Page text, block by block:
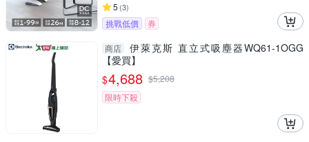
5 (3)
挑戰低價 券
商店
伊萊克斯 直立式吸塵器WQ61-1OGG
【愛買】
$4,688 $5,208
限時下殺